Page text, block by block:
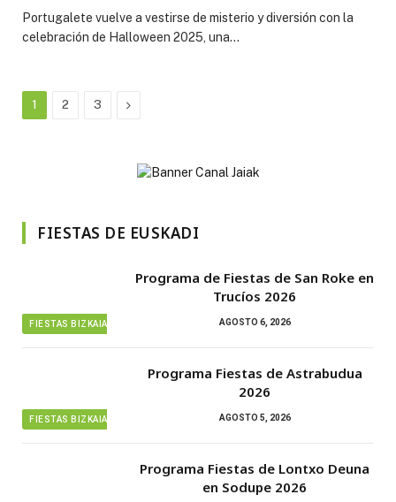
Portugalete vuelve a vestirse de misterio y diversión con la
celebración de Halloween 2025, una…
1 2 3 Next
FIESTAS DE EUSKADI
FIESTAS BIZKAIA
Programa de Fiestas de San Roke en
Trucíos 2026
AGOSTO 6, 2026
FIESTAS BIZKAIA
Programa Fiestas de Astrabudua
2026
AGOSTO 5, 2026
Programa Fiestas de Lontxo Deuna
en Sodupe 2026